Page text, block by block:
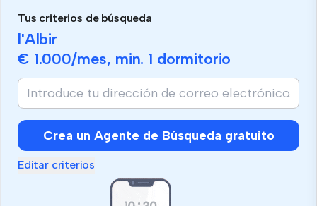
Tus criterios de búsqueda
l'Albir
€ 1.000/mes, min. 1 dormitorio
Crea un Agente de Búsqueda gratuito
Editar criterios